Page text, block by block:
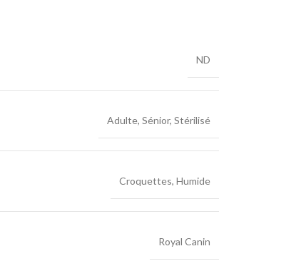
ND
Adulte, Sénior, Stérilisé
Croquettes, Humide
Royal Canin